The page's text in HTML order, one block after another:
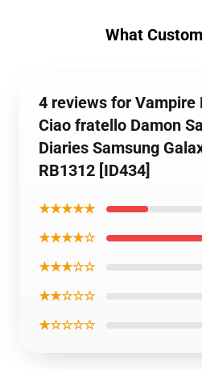
What
4 reviews for Vampire
Ciao fratello Damon
Diaries Samsung
RB1312 [ID434]
★★★★★
★★★★☆
★★★☆☆
★★☆☆☆
★☆☆☆☆